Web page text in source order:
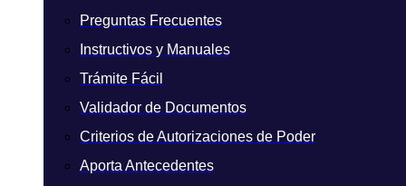
Preguntas Frecuentes
Instructivos y Manuales
Trámite Fácil
Validador de Documentos
Criterios de Autorizaciones de Poder
Aporta Antecedentes